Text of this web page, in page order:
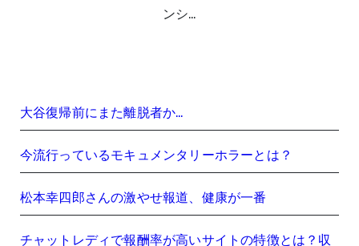
ンシ…
大谷復帰前にまた離脱者か…
今流行っているモキュメンタリーホラーとは？
松本幸四郎さんの激やせ報道、健康が一番
チャットレディで報酬率が高いサイトの特徴とは？収